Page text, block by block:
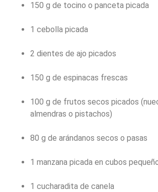
150 g de tocino o panceta picada
1 cebolla picada
2 dientes de ajo picados
150 g de espinacas frescas
100 g de frutos secos picados
almendras o pistachos)
80 g de arándanos secos o pasas
1 manzana picada en cubos
1 cucharadita de canela